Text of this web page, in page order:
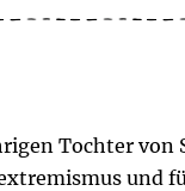
Tochter
und